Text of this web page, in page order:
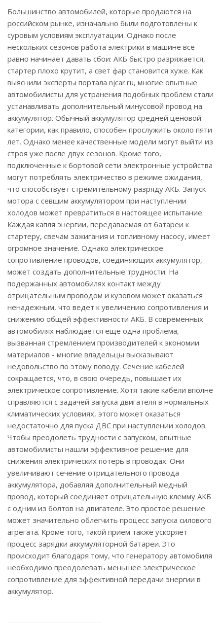
Большинство автомобилей, которые продаются на
российском рынке, изначально были подготовлены к
суровым условиям эксплуатации. Однако после
нескольких сезонов работа электрики в машине всё
равно начинает давать сбои: АКБ быстро разряжается,
стартер плохо крутит, а свет фар становится хуже. Как
выяснили эксперты портала njcar.ru, многие опытные
автомобилисты для устранения подобных проблем стали
устанавливать дополнительный минусовой провод на
аккумулятор. Обычный аккумулятор средней ценовой
категории, как правило, способен прослужить около пяти
лет. Однако менее качественные модели могут выйти из
строя уже после двух сезонов. Кроме того,
подключенные к бортовой сети электронные устройства
могут потреблять электричество в режиме ожидания,
что способствует стремительному разряду АКБ. Запуск
мотора с севшим аккумулятором при наступлении
холодов может превратиться в настоящее испытание.
Каждая капля энергии, передаваемая от батареи к
стартеру, свечам зажигания и топливному насосу, имеет
огромное значение. Однако электрическое
сопротивление проводов, соединяющих аккумулятор,
может создать дополнительные трудности. На
подержанных автомобилях контакт между
отрицательным проводом и кузовом может оказаться
ненадежным, что ведет к увеличению сопротивления и
снижению общей эффективности АКБ. В современных
автомобилях наблюдается еще одна проблема,
вызванная стремлением производителей к экономии
материалов - многие владельцы высказывают
недовольство по этому поводу. Сечение кабелей
сокращается, что, в свою очередь, повышает их
электрическое сопротивление. Хотя такие кабели вполне
справляются с задачей запуска двигателя в нормальных
климатических условиях, этого может оказаться
недостаточно для пуска ДВС при наступлении холодов.
Чтобы преодолеть трудности с запуском, опытные
автомобилисты нашли эффективное решение для
снижения электрических потерь в проводах. Они
увеличивают сечение отрицательного провода
аккумулятора, добавляя дополнительный медный
провод, который соединяет отрицательную клемму АКБ
с одним из болтов на двигателе. Это простое решение
может значительно облегчить процесс запуска силового
агрегата. Кроме того, такой прием также ускоряет
процесс зарядки аккумуляторной батареи. Это
происходит благодаря тому, что генератору автомобиля
необходимо преодолевать меньшее электрическое
сопротивление для эффективной передачи энергии в
аккумулятор.